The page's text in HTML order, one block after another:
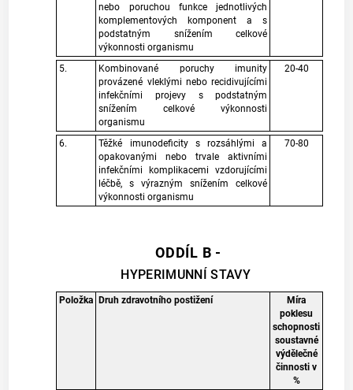
nebo poruchou funkce jednotlivých
komplementových komponent a s
podstatným snížením celkové
výkonnosti organismu
5.
Kombinované poruchy imunity
provázené vleklými nebo recidivujícími
infekčními projevy s podstatným
snížením celkové výkonnosti
organismu
20-40
6.
Těžké imunodeficity s rozsáhlými a
opakovanými nebo trvale aktivními
infekčními komplikacemi vzdorujícími
léčbě, s výrazným snížením celkové
výkonnosti organismu
70-80
ODDÍL B -
HYPERIMUNNÍ STAVY
Položka Druh zdravotního postižení
Míra
poklesu
schopnosti
soustavné
výdělečné
činnosti v
%